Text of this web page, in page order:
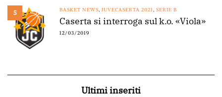
5 BASKET NEWS, JUVECASERTA 2021, SERIE B
Caserta si interroga sul k.o. «Viola»
12/03/2019
Ultimi inseriti